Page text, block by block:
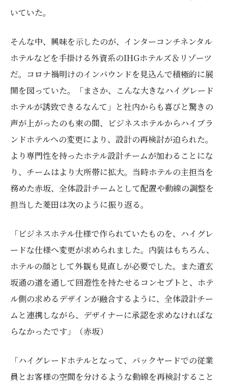
いていた。
そんな中、興味を示したのが、インターコンチネンタル
ホテルなどを手掛ける外資系のIHGホテルズ＆リゾーツ
だ。コロナ禍明けのインバウンドを見込んで積極的に展
開を図っていた。「まさか、こんな大きなハイグレード
ホテルが誘致できるなんて」と社内からも喜びと驚きの
声が上がったのも束の間、ビジネスホテルからハイブラ
ンドホテルへの変更により、設計の再検討が迫られた。
より専門性を持ったホテル設計チームが加わることにな
り、チームはより大所帯に拡大。当時ホテルの主担当を
務めた赤坂、全体設計チームとして配置や動線の調整を
担当した菱田は次のように振り返る。
「ビジネスホテル仕様で作られていたものを、ハイグレ
ードな仕様へ変更が求められました。内装はもちろん、
ホテルの顔として外観も見直しが必要でした。また道玄
坂通の道を通して回遊性を持たせるコンセプトと、ホテ
ル側の求めるデザインが融合するように、全体設計チー
ムと連携しながら、デザイナーに承認を求めなければな
らなかったです」（赤坂）
「ハイグレードホテルとなって、バックヤードでの従業
員とお客様の空間を分けるような動線を再検討すること